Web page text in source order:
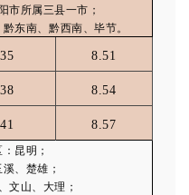
市所属三县一市；
东南、黔西南、毕节。
8.51
8.54
8.57
昆明；
、楚雄；
文山、大理；